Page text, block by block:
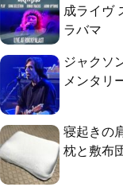
成ライヴ
ラバマ
ジャクソ
メンタリ
寝起きの
枕と敷布